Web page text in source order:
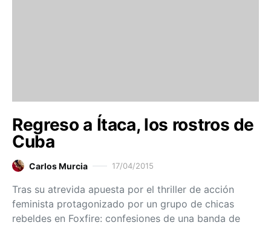
Regreso a Ítaca, los rostros de
Cuba
Carlos Murcia 17/04/2015
Tras su atrevida apuesta por el thriller de acción
feminista protagonizado por un grupo de chicas
rebeldes en Foxfire: confesiones de una banda de